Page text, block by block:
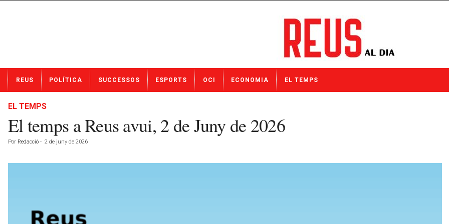
t
REUS POLÍTICA SUCCESSOS ESPORTS OCI ECONOMIA EL TEMPS
EL TEMPS
El temps a Reus avui, 2 de Juny de 2026
Por Redacció - 2 de juny de 2026